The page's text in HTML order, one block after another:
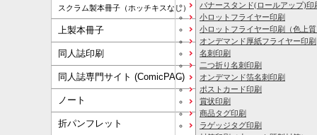
スクラム製本冊子（ホッチキスなし）
上製本冊子
同人誌印刷
同人誌専門サイト (ComicPAC)
ノート
折パンフレット
バナースタンド(ロールアップ)印
小ロットフライヤー印刷
小ロットフライヤー印刷（色上
オンデマンド厚紙フライヤー印刷
名刺印刷
二つ折り名刺印刷
オンデマンド箔名刺印刷
ポストカード印刷
賞状印刷
商品タグ印刷
ラゲッジタグ印刷